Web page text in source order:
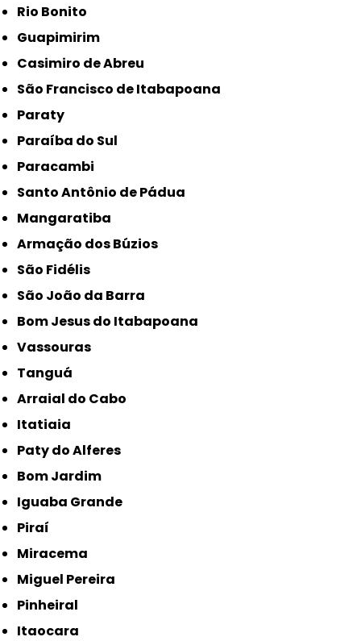
Rio Bonito
Guapimirim
Casimiro de Abreu
São Francisco de Itabapoana
Paraty
Paraíba do Sul
Paracambi
Santo Antônio de Pádua
Mangaratiba
Armação dos Búzios
São Fidélis
São João da Barra
Bom Jesus do Itabapoana
Vassouras
Tanguá
Arraial do Cabo
Itatiaia
Paty do Alferes
Bom Jardim
Iguaba Grande
Piraí
Miracema
Miguel Pereira
Pinheiral
Itaocara